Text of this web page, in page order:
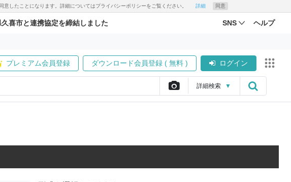
したことになります。詳細についてはプライバシーポリシーをご覧ください。 詳細 同意
喜市と連携協定を締結しました SNS ヘルプ
プレミアム会員登録 ダウンロード会員登録 ( 無料 ) ログイン
詳細検索 ▼